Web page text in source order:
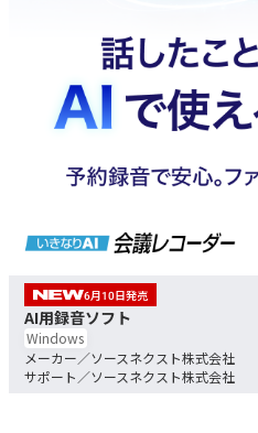
6 10
AI用録音ソフト
Windows
ソースネクスト株式会社
ソースネクスト株式会社